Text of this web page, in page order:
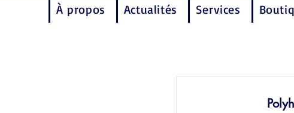
À propos Actualités Services